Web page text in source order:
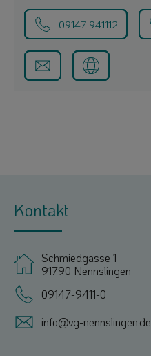
09147 941112
Kontakt
Schmiedgasse 1
91790 Nennslingen
09147-9411-0
info@vg-nennslingen.de